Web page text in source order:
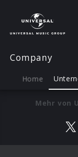
Company
Home
Mehr von